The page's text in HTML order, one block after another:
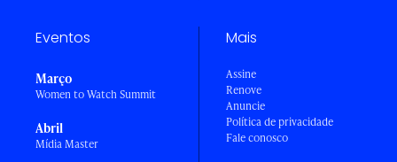
Eventos
Março
Women to Watch Summit
Abril
Mídia Master
Mais
Assine
Renove
Anuncie
Política de privacidade
Fale conosco